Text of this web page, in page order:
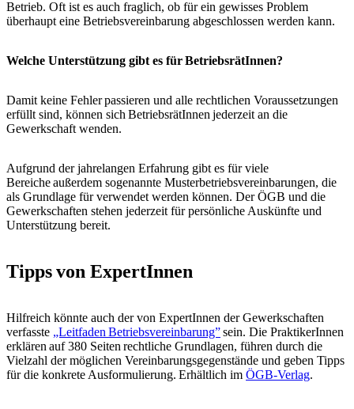
Betrieb. Oft ist es auch fraglich, ob für ein gewisses Problem
überhaupt eine Betriebsvereinbarung abgeschlossen werden kann.
Welche Unterstützung gibt es für BetriebsrätInnen?
Damit keine Fehler passieren und alle rechtlichen Voraussetzungen
erfüllt sind, können sich BetriebsrätInnen jederzeit an die
Gewerkschaft wenden.
Aufgrund der jahrelangen Erfahrung gibt es für viele
Bereiche außerdem sogenannte Musterbetriebsvereinbarungen, die
als Grundlage für verwendet werden können. Der ÖGB und die
Gewerkschaften stehen jederzeit für persönliche Auskünfte und
Unterstützung bereit.
Tipps von ExpertInnen
Hilfreich könnte auch der von ExpertInnen der Gewerkschaften
verfasste „Leitfaden Betriebsvereinbarung”sein. Die PraktikerInnen
erklären auf 380 Seiten rechtliche Grundlagen, führen durch die
Vielzahl der möglichen Vereinbarungsgegenstände und geben Tipps
für die konkrete Ausformulierung. Erhältlich im ÖGB-Verlag.